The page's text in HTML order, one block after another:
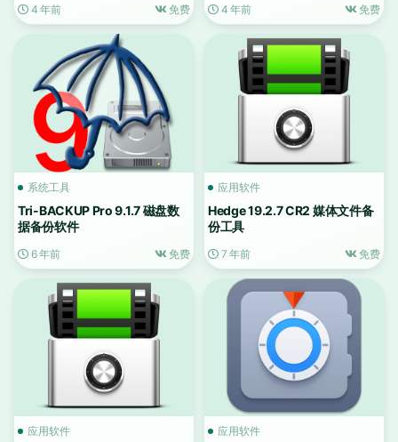
4 年前 免费 4 年前 免费
系统工具
Tri-BACKUP Pro 9.1.7 磁盘数
据备份软件
6 年前 免费
应用软件
Hedge 19.2.7 CR2 媒体文件备
份工具
7 年前 免费
应用软件 应用软件